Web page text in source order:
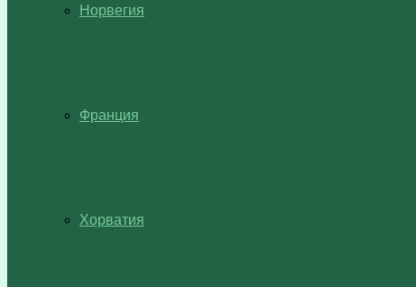
Норвегия
Франция
Хорватия